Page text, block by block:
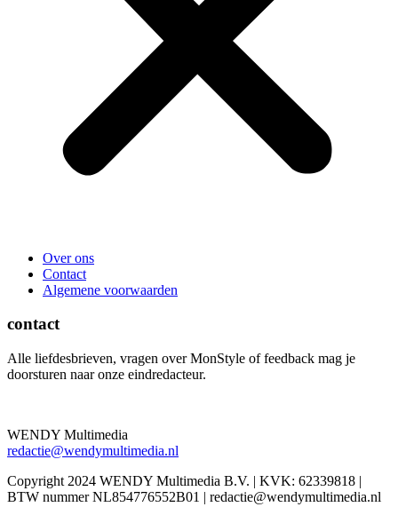
Over ons
Contact
Algemene voorwaarden
contact
Alle liefdesbrieven, vragen over MonStyle of feedback mag je
doorsturen naar onze eindredacteur.
WENDY Multimedia
redactie@wendymultimedia.nl
Copyright 2024 WENDY Multimedia B.V. | KVK: 62339818 |
BTW nummer NL854776552B01 | redactie@wendymultimedia.nl